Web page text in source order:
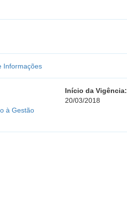
Informações
à Gestão
Início da Vigência:
20/03/2018